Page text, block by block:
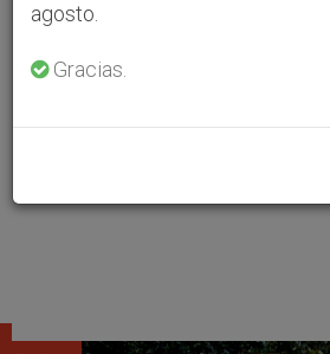
agosto.
Gracias.